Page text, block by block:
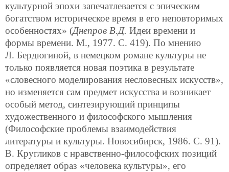
культурной эпохи запечатлевается с эпическим
богатством историческое время в его неповторимых
особенностях» (Днепров В.Д. Идеи времени и
формы времени. М., 1977. С. 419). По мнению
Л. Бердюгиной, в немецком романе культуры не
только появляется новая поэтика в результате
«словесного моделирования несловесных искусств»,
но изменяется сам предмет искусства и возникает
особый метод, синтезирующий принципы
художественного и философского мышления
(Философские проблемы взаимодействия
литературы и культуры. Новосибирск, 1986. С. 91).
В. Кругликов с нравственно-философских позиций
определяет образ «человека культуры», его